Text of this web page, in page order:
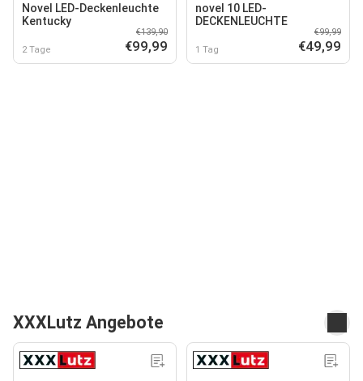
Novel LED-Deckenleuchte
Kentucky
2 Tage
€139,90
€99,99
novel 10 LED-
DECKENLEUCHTE
1 Tag
€99,99
€49,99
XXXLutz Angebote